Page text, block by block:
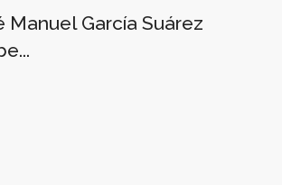
Manuel García Suárez